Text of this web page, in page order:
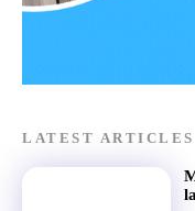
LATEST ARTICLES